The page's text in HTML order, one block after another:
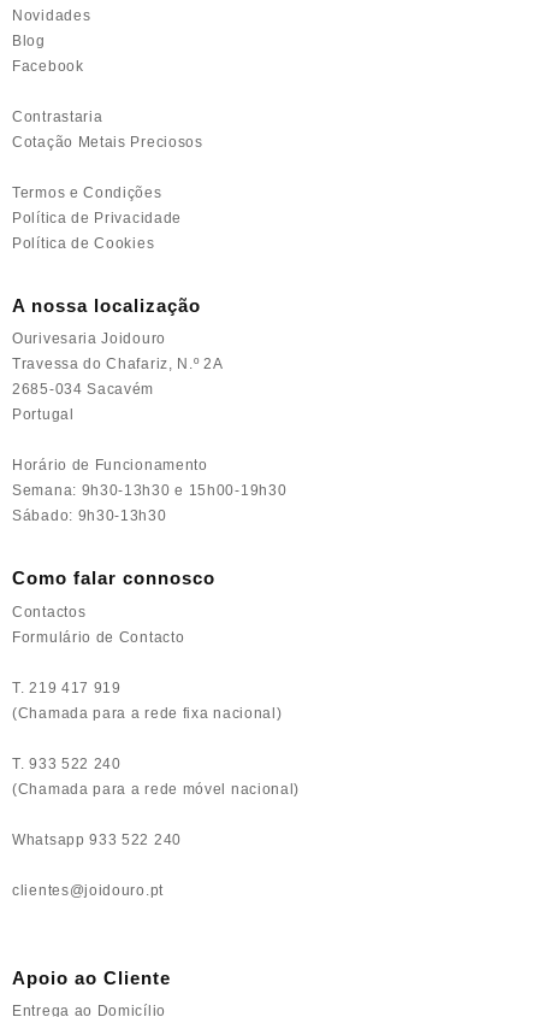
Novidades
Blog
Facebook
Contrastaria
Cotação Metais Preciosos
Termos e Condições
Política de Privacidade
Política de Cookies
A nossa localização
Ourivesaria Joidouro
Travessa do Chafariz, N.º 2A
2685-034 Sacavém
Portugal
Horário de Funcionamento
Semana: 9h30-13h30 e 15h00-19h30
Sábado: 9h30-13h30
Como falar connosco
Contactos
Formulário de Contacto
T. 219 417 919
(Chamada para a rede fixa nacional)
T. 933 522 240
(Chamada para a rede móvel nacional)
Whatsapp 933 522 240
clientes@joidouro.pt
Apoio ao Cliente
Entrega ao Domicílio